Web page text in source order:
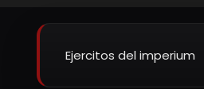
Ejercitos del imperium